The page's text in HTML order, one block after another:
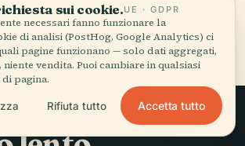
i 276 luoghi di Venezia
sui cookie.UE · GDPR
necessari fanno funzionare la
di analisi (PostHog, Google Analytics) ci
pagine funzionano — solo dati aggregati,
vendita. Puoi cambiare in qualsiasi
pagina.
Rifiuta tutto Accetta tutto